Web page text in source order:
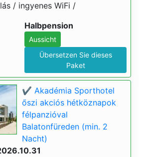
/ ingyenes WiFi /
Halbpension
Aussicht
Übersetzen Sie dieses
Paket
✔️ Akadémia Sporthotel
őszi akciós hétköznapok
félpanzióval
Balatonfüreden (min. 2
Nacht)